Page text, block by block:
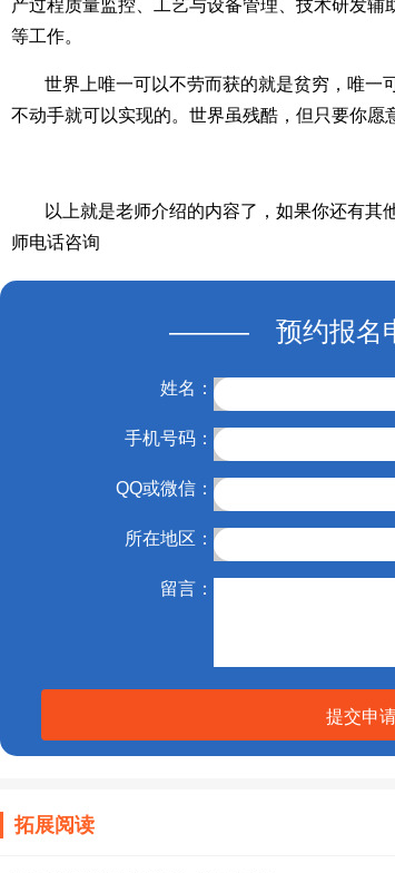
产过程质量监控、工艺与设备管理、技术研发辅
等工作。
世界上唯一可以不劳而获的就是贫穷，唯一
不动手就可以实现的。世界虽残酷，但只要你愿
以上就是老师介绍的内容了，如果你还有其
师电话咨询
——— 预约报
姓名：
手机号码：
QQ或微信：
所在地区：
留言：
提交申
拓展阅读